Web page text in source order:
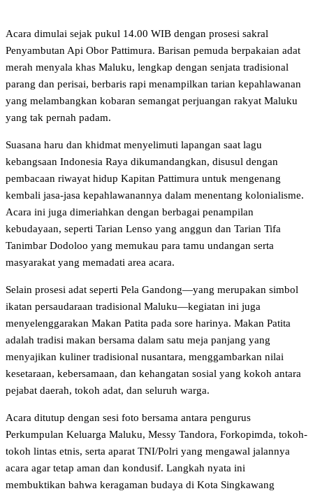
​Acara dimulai sejak pukul 14.00 WIB dengan prosesi sakral
Penyambutan Api Obor Pattimura. Barisan pemuda berpakaian adat
merah menyala khas Maluku, lengkap dengan senjata tradisional
parang dan perisai, berbaris rapi menampilkan tarian kepahlawanan
yang melambangkan kobaran semangat perjuangan rakyat Maluku
yang tak pernah padam.
​Suasana haru dan khidmat menyelimuti lapangan saat lagu
kebangsaan Indonesia Raya dikumandangkan, disusul dengan
pembacaan riwayat hidup Kapitan Pattimura untuk mengenang
kembali jasa-jasa kepahlawanannya dalam menentang kolonialisme.
Acara ini juga dimeriahkan dengan berbagai penampilan
kebudayaan, seperti Tarian Lenso yang anggun dan Tarian Tifa
Tanimbar Dodoloo yang memukau para tamu undangan serta
masyarakat yang memadati area acara.
​Selain prosesi adat seperti Pela Gandong—yang merupakan simbol
ikatan persaudaraan tradisional Maluku—kegiatan ini juga
menyelenggarakan Makan Patita pada sore harinya. Makan Patita
adalah tradisi makan bersama dalam satu meja panjang yang
menyajikan kuliner tradisional nusantara, menggambarkan nilai
kesetaraan, kebersamaan, dan kehangatan sosial yang kokoh antara
pejabat daerah, tokoh adat, dan seluruh warga.
​Acara ditutup dengan sesi foto bersama antara pengurus
Perkumpulan Keluarga Maluku, Messy Tandora, Forkopimda, tokoh-
tokoh lintas etnis, serta aparat TNI/Polri yang mengawal jalannya
acara agar tetap aman dan kondusif. Langkah nyata ini
membuktikan bahwa keragaman budaya di Kota Singkawang